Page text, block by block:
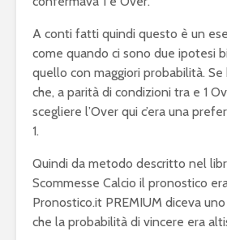
A conti fatti quindi questo è un
come quando ci sono due ipotesi
quello con maggiori probabilità.
che, a parità di condizioni tra e 1
scegliere l’Over qui c’era una
1.
Quindi da metodo descritto nel
Scommesse Calcio il pronostico
Pronostico.it PREMIUM diceva
che la probabilità di vincere era